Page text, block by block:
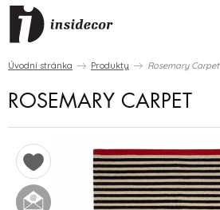
Úvodní stránka Produkty Rosemary Carpet
ROSEMARY CARPET